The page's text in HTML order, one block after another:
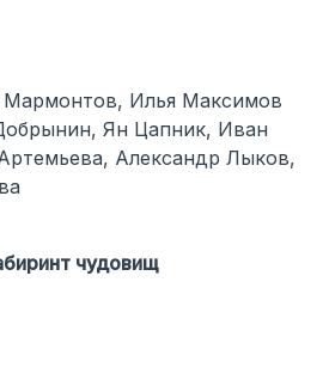
Илья Максимов
Ян Цапник, Иван
Александр Лыков,
чудовищ